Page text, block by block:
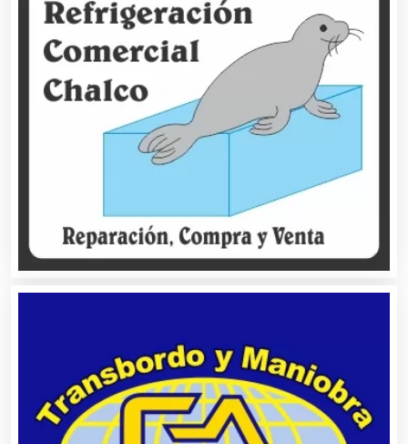
Alimentos
Almacenaje
Alquiler de Equipos para Fiestas
Alquiler de Trajes de Etiqueta